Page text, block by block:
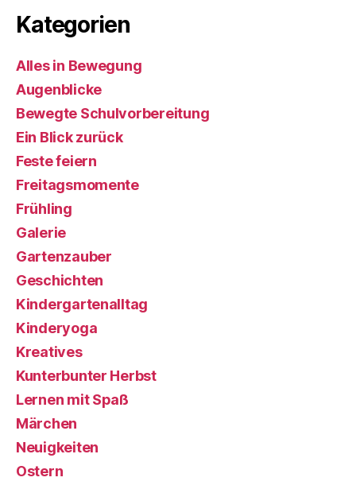
Kategorien
Alles in Bewegung
Augenblicke
Bewegte Schulvorbereitung
Ein Blick zurück
Feste feiern
Freitagsmomente
Frühling
Galerie
Gartenzauber
Geschichten
Kindergartenalltag
Kinderyoga
Kreatives
Kunterbunter Herbst
Lernen mit Spaß
Märchen
Neuigkeiten
Ostern